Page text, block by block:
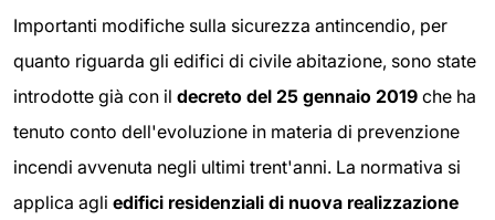
Importanti modifiche sulla sicurezza antincendio, per
quanto riguarda gli edifici di civile abitazione, sono state
introdotte già con il decreto del 25 gennaio 2019 che ha
tenuto conto dell'evoluzione in materia di prevenzione
incendi avvenuta negli ultimi trent'anni. La normativa si
applica agli edifici residenziali di nuova realizzazione